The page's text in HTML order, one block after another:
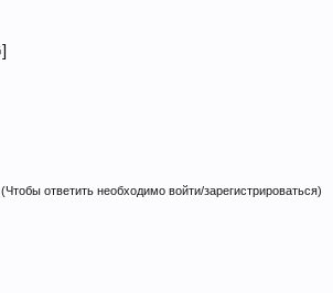
(Чтобы ответить необходимо войти/зарегистрироваться)